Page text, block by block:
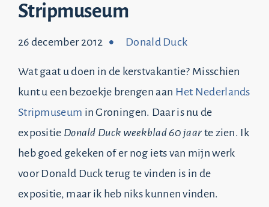
Top 20
Stripmuseum
26 december 2012 Donald Duck
Wat gaat u doen in de kerstvakantie? Misschien
kunt u een bezoekje brengen aan Het Nederlands
Stripmuseum in Groningen. Daar is nu de
expositie Donald Duck weekblad 60 jaar te zien. Ik
heb goed gekeken of er nog iets van mijn werk
voor Donald Duck terug te vinden is in de
expositie, maar ik heb niks kunnen vinden.